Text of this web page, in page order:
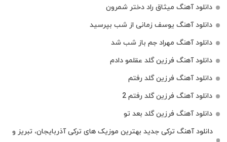
دانلود آهنگ میثاق راد دختر شمرون
دانلود آهنگ یوسف زمانی از شب بپرسید
دانلود آهنگ مهراد جم باز شب شد
دانلود آهنگ فرزین گلد عقلمو دادم
دانلود آهنگ فرزین گلد رفتم
دانلود آهنگ فرزین گلد رفتم 2
دانلود آهنگ فرزین گلد بعد تو
دانلود آهنگ ترکی جدید بهترین موزیک‌ های ترکی آذربایجان، تبریز و